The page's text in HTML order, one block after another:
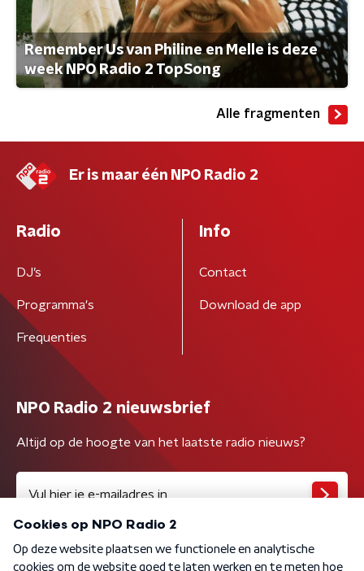
Remember Us van Philine en Melle is deze
week NPO Radio 2 TopSong
Alle fragmenten
Er is maar één NPO Radio 2
Radio
DJ’s
Programma's
Frequenties
Info
Contact
Download de app
NPO Radio 2 nieuwsbrief
Altijd op de hoogte van het laatste radio nieuws?